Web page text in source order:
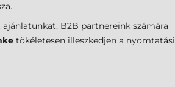
B2B partnereink számára
tökéletesen illeszkedjen a nyomtatási